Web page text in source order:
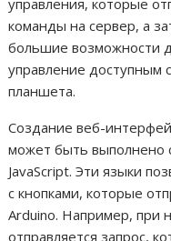
управления, которые
команды на сервер, а
большие возможности
управление доступным
планшета.
Создание веб-
может быть выполнено
JavaScript. Эти языки
с кнопками, которые
Arduino. Например, при
отправляется запрос,